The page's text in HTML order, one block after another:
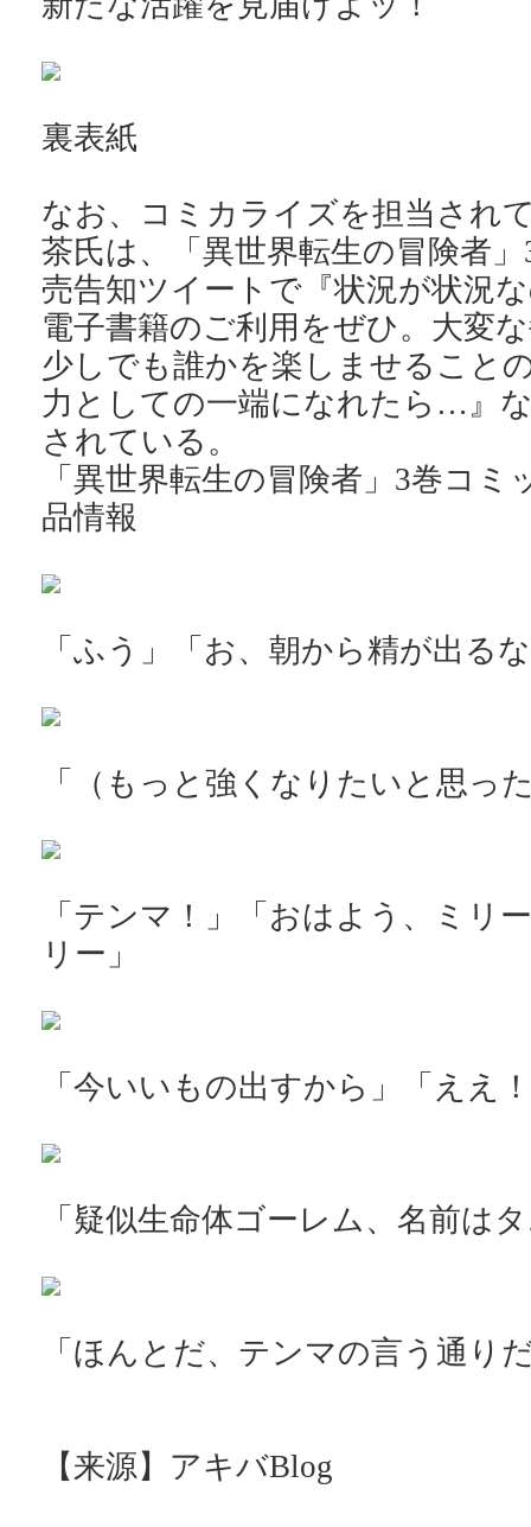
裏表紙
なお、コミカライズを担当され
茶氏は、「異世界転生の冒険者
売告知ツイートで『状況が状況
電子書籍のご利用をぜひ。大変
少しでも誰かを楽しませること
力としての一端になれたら…』
されている。
「異世界転生の冒険者」3巻コミ
品情報
「ふう」「お、朝から精が出る
「（もっと強くなりたいと思っ
「テンマ！」「おはよう、ミリ
リー」
「今いいもの出すから」「ええ
「疑似生命体ゴーレム、名前は
「ほんとだ、テンマの言う通り
【来源】アキバBlog